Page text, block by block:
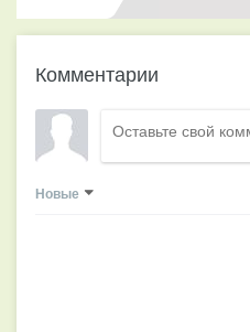
Комментарии
Новые